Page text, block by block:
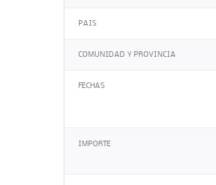
PAIS
COMUNIDAD Y PROVINCIA
FECHAS
IMPORTE